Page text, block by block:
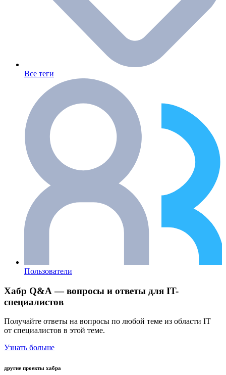
Все теги
Пользователи
Хабр Q&A — вопросы и ответы для IT-
специалистов
Получайте ответы на вопросы по любой теме из области IT
от специалистов в этой теме.
Узнать больше
другие проекты хабра